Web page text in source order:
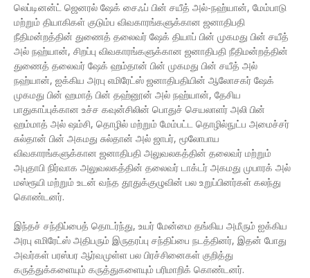
லெப்டினன்ட் ஜெனரல் ஷேக் சைஃப் பின் சயீத் அல்-நஹ்யான், மேம்பாடு
மற்றும் தியாகிகள் குடும்ப விவகாரங்களுக்கான ஜனாதிபதி
நீதிமன்றத்தின் துணைத் தலைவர் ஷேக் தியாப் பின் முகமது பின் சயீத்
அல் நஹ்யான், சிறப்பு விவகாரங்களுக்கான ஜனாதிபதி நீதிமன்றத்தின்
துணைத் தலைவர் ஷேக் ஹம்தான் பின் முகமது பின் சயீத் அல்
நஹ்யான், ஐக்கிய அரபு எமிரேட்ஸ் ஜனாதிபதியின் ஆலோசகர் ஷேக்
முகமது பின் ஹமாத் பின் தஹ்னூன் அல் நஹ்யான், தேசிய
பாதுகாப்புக்கான உச்ச கவுன்சிலின் பொதுச் செயலாளர் அலி பின்
ஹம்மாத் அல் ஷம்சி, தொழில் மற்றும் மேம்பட்ட தொழில்நுட்ப அமைச்சர்
சுல்தான் பின் அகமது சுல்தான் அல் ஜாபர், மூலோபாய
விவகாரங்களுக்கான ஜனாதிபதி அலுவலகத்தின் தலைவர் மற்றும்
அபுதாபி நிர்வாக அலுவலகத்தின் தலைவர் டாக்டர் அகமது முபாரக் அல்
மஸ்ரூயி மற்றும் உடன் வந்த தூதுக்குழுவின் பல உறுப்பினர்கள் கலந்து
கொண்டனர்.
இந்தச் சந்திப்பைத் தொடர்ந்து, உயர் மேன்மை தங்கிய அமீரும் ஐக்கிய
அரபு எமிரேட்ஸ் அதிபரும் இருதரப்பு சந்திப்பை நடத்தினர், இதன் போது
அவர்கள் பரஸ்பர ஆர்வமுள்ள பல பிரச்சினைகள் குறித்து
கருத்துக்களையும் கருத்துகளையும் பரிமாறிக் கொண்டனர்.